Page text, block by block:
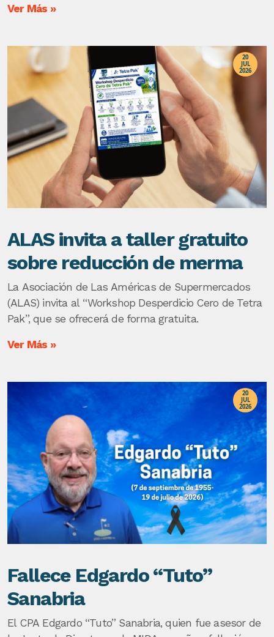
Ver Más »
20
JUL
2026
ALAS invita a taller gratuito
sobre reducción de merma
La Asociación de Las Américas de Supermercados
(ALAS) invita al “Workshop Desperdicio Cero de Tetra
Pak”, que se ofrecerá de forma gratuita.
Ver Más »
20
JUL
2026
Fallece Edgardo “Tuto”
Sanabria
El CPA Edgardo “Tuto” Sanabria, quien fue asesor de